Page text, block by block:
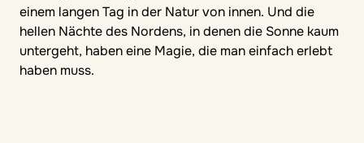
einem langen Tag in der Natur von innen. Und die
hellen Nächte des Nordens, in denen die Sonne kaum
untergeht, haben eine Magie, die man einfach erlebt
haben muss.